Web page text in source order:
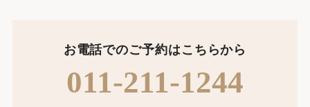
お電話でのご予約はこちらから
011-211-1244